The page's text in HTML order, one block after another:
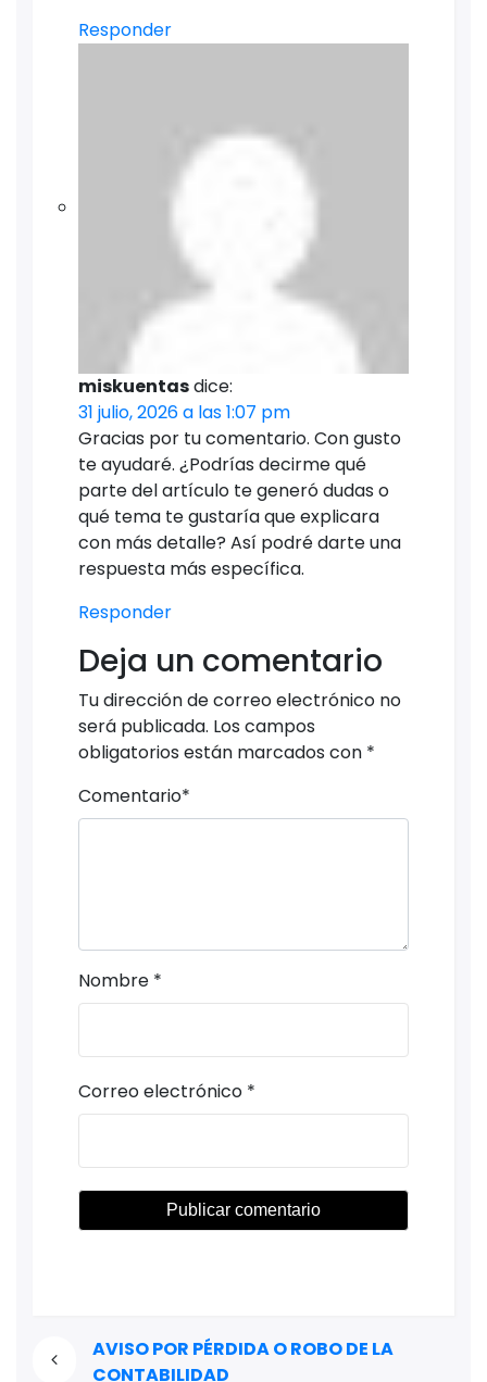
Responder
miskuentasdice:
31 julio, 2026 a las 1:07 pm
Gracias por tu comentario. Con gusto
te ayudaré. ¿Podrías decirme qué
parte del artículo te generó dudas o
qué tema te gustaría que explicara
con más detalle? Así podré darte una
respuesta más específica.
Responder
Deja un comentario
Tu dirección de correo electrónico no
será publicada. Los campos
obligatorios están marcados con *
Comentario*
Nombre *
Correo electrónico *
AVISO POR PÉRDIDA O ROBO DE LA
CONTABILIDAD